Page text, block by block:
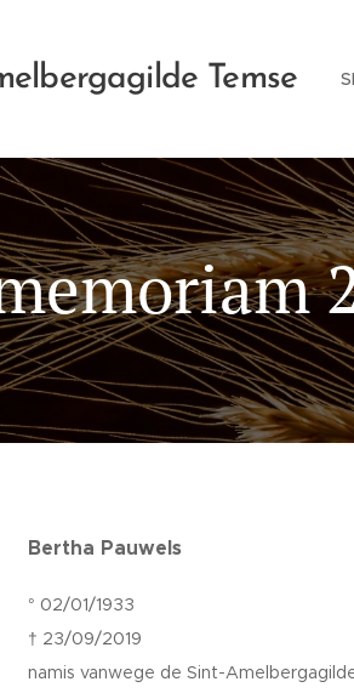
Temse
Bertha Pauwels
° 02/01/1933
† 23/09/2019
namis vanwege de Sint-